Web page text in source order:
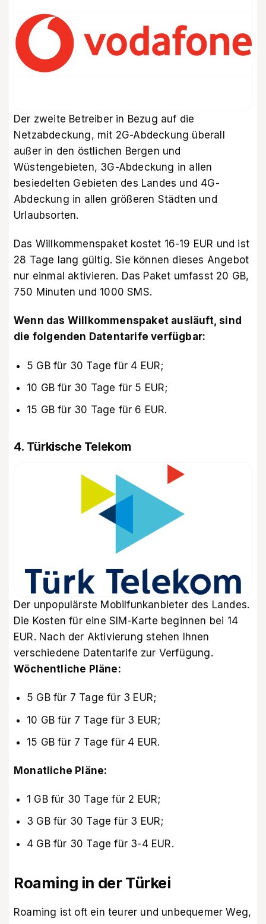
Der zweite Betreiber in Bezug auf die
Netzabdeckung, mit 2G-Abdeckung überall
außer in den östlichen Bergen und
Wüstengebieten, 3G-Abdeckung in allen
besiedelten Gebieten des Landes und 4G-
Abdeckung in allen größeren Städten und
Urlaubsorten.
Das Willkommenspaket kostet 16-19 EUR und ist
28 Tage lang gültig. Sie können dieses Angebot
nur einmal aktivieren. Das Paket umfasst 20 GB,
750 Minuten und 1000 SMS.
Wenn das Willkommenspaket ausläuft, sind
die folgenden Datentarife verfügbar:
5 GB für 30 Tage für 4 EUR;
10 GB für 30 Tage für 5 EUR;
15 GB für 30 Tage für 6 EUR.
4. Türkische Telekom
Der unpopulärste Mobilfunkanbieter des Landes.
Die Kosten für eine SIM-Karte beginnen bei 14
EUR. Nach der Aktivierung stehen Ihnen
verschiedene Datentarife zur Verfügung.
Wöchentliche Pläne:
5 GB für 7 Tage für 3 EUR;
10 GB für 7 Tage für 3 EUR;
15 GB für 7 Tage für 4 EUR.
Monatliche Pläne:
1 GB für 30 Tage für 2 EUR;
3 GB für 30 Tage für 3 EUR;
4 GB für 30 Tage für 3-4 EUR.
Roaming in der Türkei
Roaming ist oft ein teurer und unbequemer Weg,